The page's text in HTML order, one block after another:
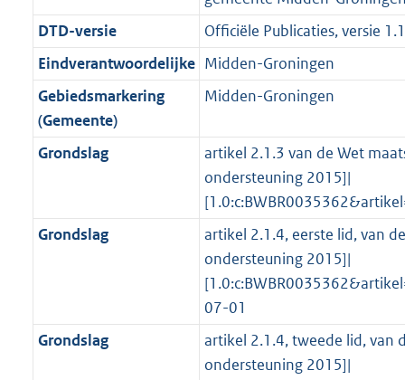
n
f
o
r
a
a
K
b
i
n
f
o
m
a
8
K
b
e
i
n
f
r
m
t
0
K
b
i
e
i
n
o
r
a
1
2
2
b
r
o
o
t
e
:
5
K
b
g
r
o
o
t
e
:
4
K
b
DTD-versie
Officiële Publicaties, versie 1.1
Eindverantwoordelijke Midden-Groningen
Gebiedsmarkering
(Gemeente)
Midden-Groningen
Grondslag
artikel 2.1.3 van de Wet
ondersteuning 2015]|
Grondslag
artikel 2.1.4, eerste lid, van
ondersteuning 2015]|
07-01
Grondslag
artikel 2.1.4, tweede lid, van
ondersteuning 2015]|